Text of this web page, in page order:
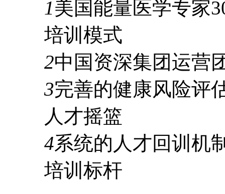
1美国能量医学专家
培训模式
2中国资深集团运营
3完善的健康风险评
人才摇篮
4系统的人才回训机
培训标杆